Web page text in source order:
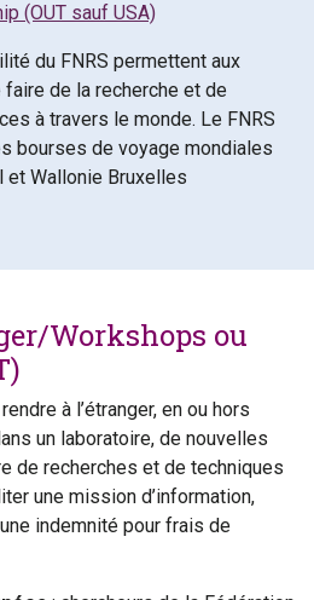
(OUT sauf USA)
du FNRS permettent aux
de la recherche et de
à travers le monde. Le FNRS
bourses de voyage mondiales
et Wallonie Bruxelles
Workshops ou
à l’étranger, en ou hors
un laboratoire, de nouvelles
de recherches et de techniques
une mission d’information,
indemnité pour frais de